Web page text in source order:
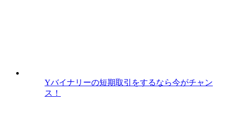
Yバイナリーの短期取引をするなら今がチャン
ス！